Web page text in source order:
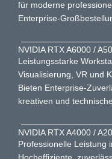
für moderne
Enterprise-
NVIDIA RTX A6000 /
Leistungsstarke
Visualisierung, VR und
Bieten Enterprise-
kreativen und
NVIDIA RTX A4000 /
Professionelle Leistung